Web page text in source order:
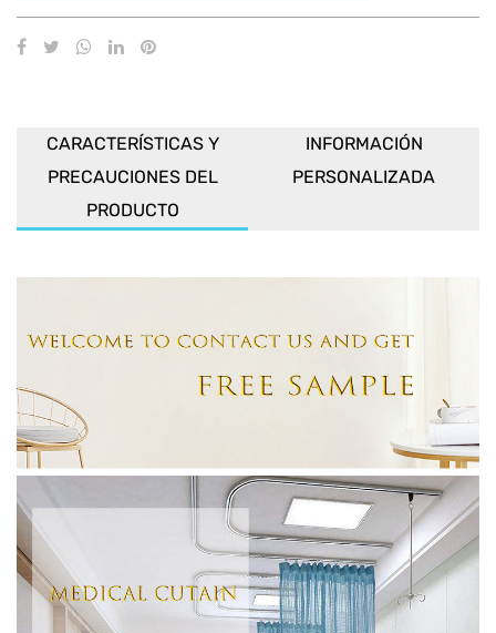
CARACTERÍSTICAS Y
PRECAUCIONES DEL
PRODUCTO
INFORMACIÓN
PERSONALIZADA